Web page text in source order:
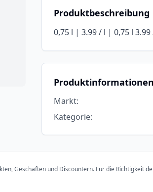
Produktbeschreibung
0,75 l | 3.99 / l | 0,75 l 3.99
Produktinformationen
Markt:
Kategorie:
Geschäften und Discountern. Für die Richtigkeit